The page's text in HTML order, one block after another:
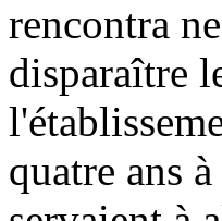
rencontra
disparaître
quatre ans